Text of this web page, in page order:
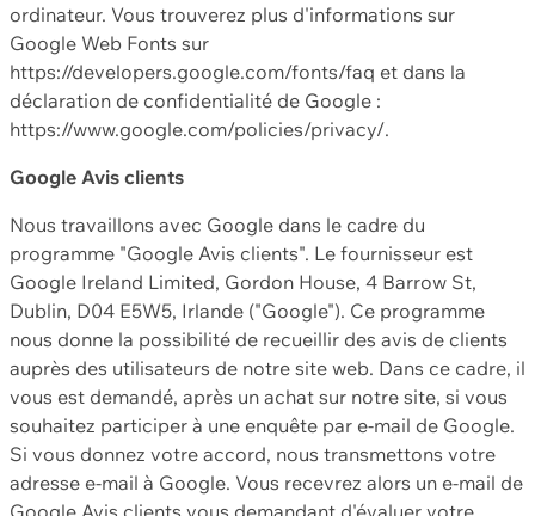
ordinateur. Vous trouverez plus d'informations sur
Google Web Fonts sur
https://developers.google.com/fonts/faq et dans la
déclaration de confidentialité de Google :
https://www.google.com/policies/privacy/.
Google Avis clients
Nous travaillons avec Google dans le cadre du
programme "Google Avis clients". Le fournisseur est
Google Ireland Limited, Gordon House, 4 Barrow St,
Dublin, D04 E5W5, Irlande ("Google"). Ce programme
nous donne la possibilité de recueillir des avis de clients
auprès des utilisateurs de notre site web. Dans ce cadre, il
vous est demandé, après un achat sur notre site, si vous
souhaitez participer à une enquête par e-mail de Google.
Si vous donnez votre accord, nous transmettons votre
adresse e-mail à Google. Vous recevrez alors un e-mail de